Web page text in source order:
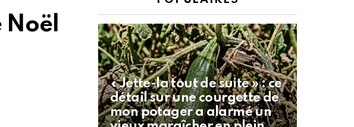
Noël
« Jette-la tout de suite » : ce
détail sur une courgette de
mon potager a alarmé un